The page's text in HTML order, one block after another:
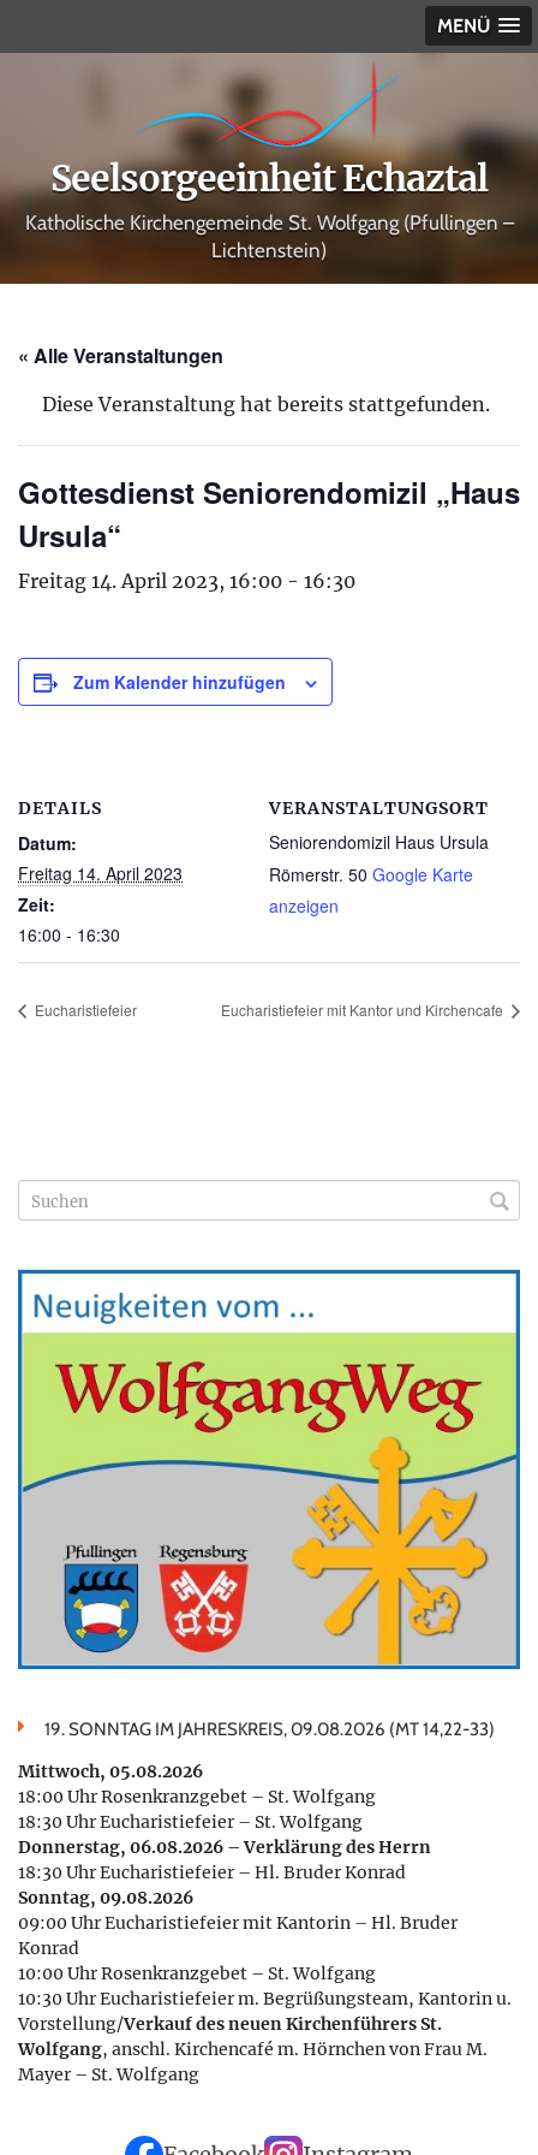
MENÜ
Seelsorgeeinheit Echaztal
Katholische Kirchengemeinde St. Wolfgang (Pfullingen –
Lichtenstein)
« Alle Veranstaltungen
Diese Veranstaltung hat bereits stattgefunden.
Gottesdienst Seniorendomizil „Haus
Ursula“
Freitag 14. April 2023, 16:00 - 16:30
Zum Kalender hinzufügen
DETAILS
Datum:
Freitag 14. April 2023
Zeit:
16:00 - 16:30
VERANSTALTUNGSORT
Seniorendomizil Haus Ursula
Römerstr. 50 Google Karte
anzeigen
Eucharistiefeier Eucharistiefeier mit Kantor und Kirchencafe
19. SONNTAG IM JAHRESKREIS, 09.08.2026 (MT 14,22-33)
Mittwoch, 05.08.2026
18:00 Uhr Rosenkranzgebet – St. Wolfgang
18:30 Uhr Eucharistiefeier – St. Wolfgang
Donnerstag, 06.08.2026 – Verklärung des Herrn
18:30 Uhr Eucharistiefeier – Hl. Bruder Konrad
Sonntag, 09.08.2026
09:00 Uhr Eucharistiefeier mit Kantorin – Hl. Bruder
Konrad
10:00 Uhr Rosenkranzgebet – St. Wolfgang
10:30 Uhr Eucharistiefeier m. Begrüßungsteam, Kantorin u.
Vorstellung/Verkauf des neuen Kirchenführers St.
Wolfgang, anschl. Kirchencafé m. Hörnchen von Frau M.
Mayer – St. Wolfgang